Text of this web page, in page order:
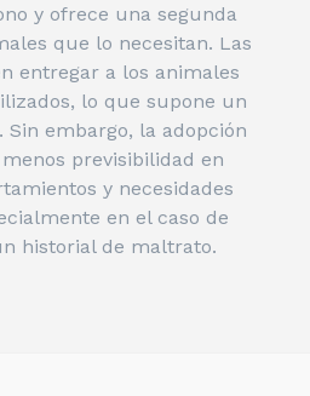
y ofrece una segunda
que lo necesitan. Las
entregar a los animales
lo que supone un
Sin embargo, la adopción
previsibilidad en
y necesidades
en el caso de
historial de maltrato.